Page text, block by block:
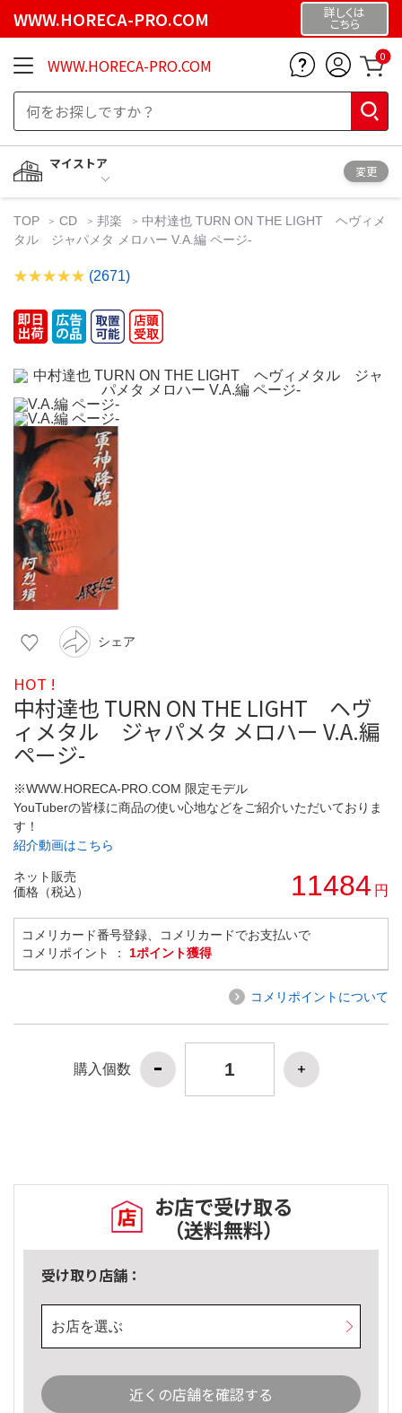
WWW.HORECA-PRO.COM 詳しくは
こちら
WWW.HORECA-PRO.COM 0
マイストア
変更
TOP CD 邦楽
中村達也 TURN ON THE LIGHT ヘヴィメ
タル ジャパメタ メロハー V.A.編 ページ-
(2671)
シェア
HOT !
中村達也 TURN ON THE LIGHT ヘヴ
ィメタル ジャパメタ メロハー V.A.編
ページ-
※WWW.HORECA-PRO.COM 限定モデル
YouTuberの皆様に商品の使い心地などをご紹介いただいておりま
す！
紹介動画はこちら
ネット販売
価格（税込）
11484 円
コメリカード番号登録、コメリカードでお支払いで
コメリポイント ： 1ポイント獲得
コメリポイントについて
購入個数
お店で受け取る
（送料無料）
受け取り店舗：
お店を選ぶ
近くの店舗を確認する